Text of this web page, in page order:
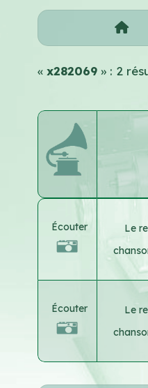
«x282069 » : 2
Écouter
Le
Écouter
Le